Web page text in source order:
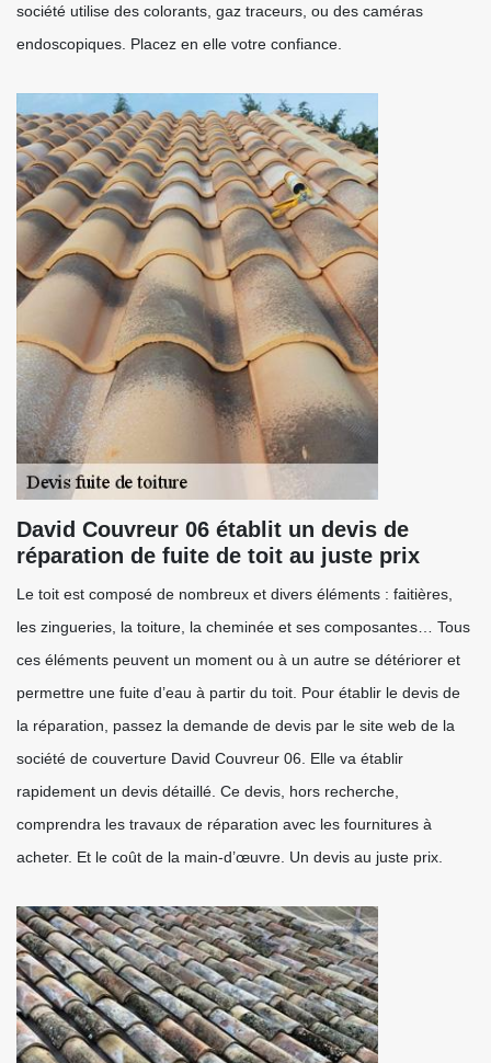
société utilise des colorants, gaz traceurs, ou des caméras
endoscopiques. Placez en elle votre confiance.
David Couvreur 06 établit un devis de
réparation de fuite de toit au juste prix
Le toit est composé de nombreux et divers éléments : faitières,
les zingueries, la toiture, la cheminée et ses composantes… Tous
ces éléments peuvent un moment ou à un autre se détériorer et
permettre une fuite d’eau à partir du toit. Pour établir le devis de
la réparation, passez la demande de devis par le site web de la
société de couverture David Couvreur 06. Elle va établir
rapidement un devis détaillé. Ce devis, hors recherche,
comprendra les travaux de réparation avec les fournitures à
acheter. Et le coût de la main-d’œuvre. Un devis au juste prix.